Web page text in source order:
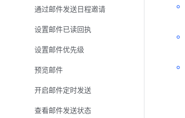
通过邮件发送日程邀请
设置邮件已读回执
设置邮件优先级
预览邮件
开启邮件定时发送
查看邮件发送状态